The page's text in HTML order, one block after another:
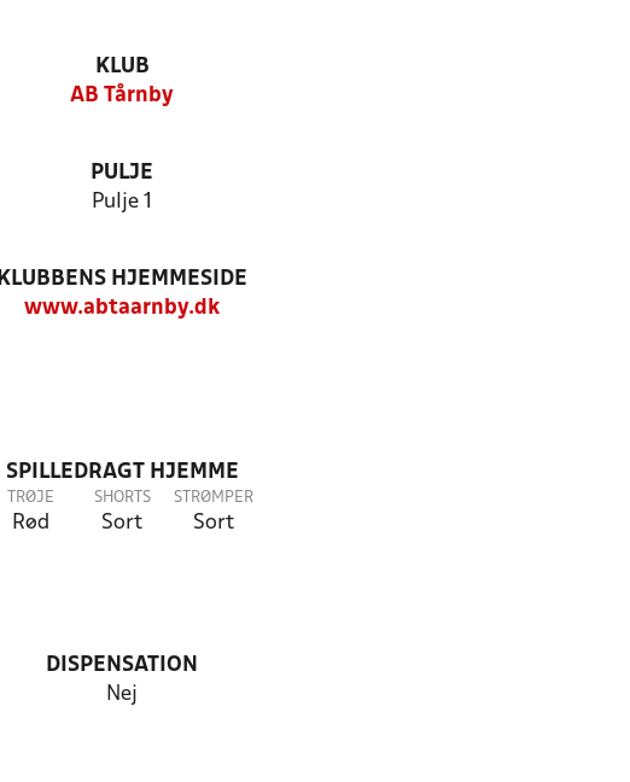
KLUB
AB Tårnby
PULJE
Pulje 1
KLUBBENS HJEMMESIDE
www.abtaarnby.dk
SPILLEDRAGT HJEMME
TRØJE
Rød
SHORTS
Sort
STRØMPER
Sort
DISPENSATION
Nej